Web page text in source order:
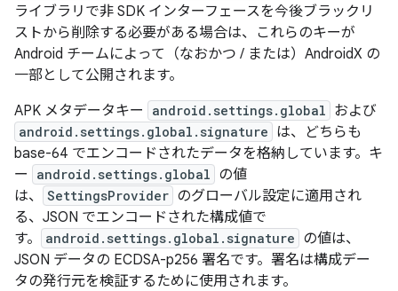
ライブラリで非 SDK インターフェースを今後ブラックリ
ストから削除する必要がある場合は、これらのキーが
Android チームによって（なおかつ / または）AndroidX の
一部として公開されます。
APK メタデータキー
android.settings.global および
android.settings.global.signature は、どちらも
base-64 でエンコードされたデータを格納しています。キ
ー
android.settings.global の値
は、
SettingsProvider のグローバル設定に適用され
る、JSON でエンコードされた構成値で
す。
android.settings.global.signature の値は、
JSON データの ECDSA-p256 署名です。署名は構成デー
タの発行元を検証するために使用されます。